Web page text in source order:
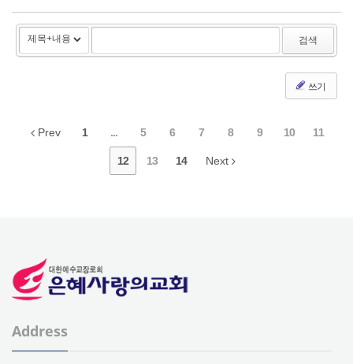
검색
쓰기
Prev 1 ... 5 6 7 8 9 10 11
12 13 14 Next
Address